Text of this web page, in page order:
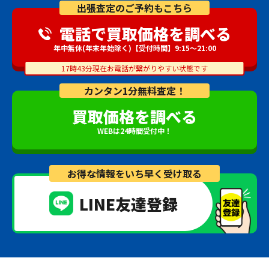
カンタン1分無料査定！
買取価格を調べる
WEBは24時間受付中！
出張査定のご予約もこちら
電話で買取価格を調べる
年中無休(年末年始除く)【受付時間】9:15～21:00
17時43分現在お電話が繋がりやすい状態です
お得な情報をいち早く受け取る
LINE友達登録